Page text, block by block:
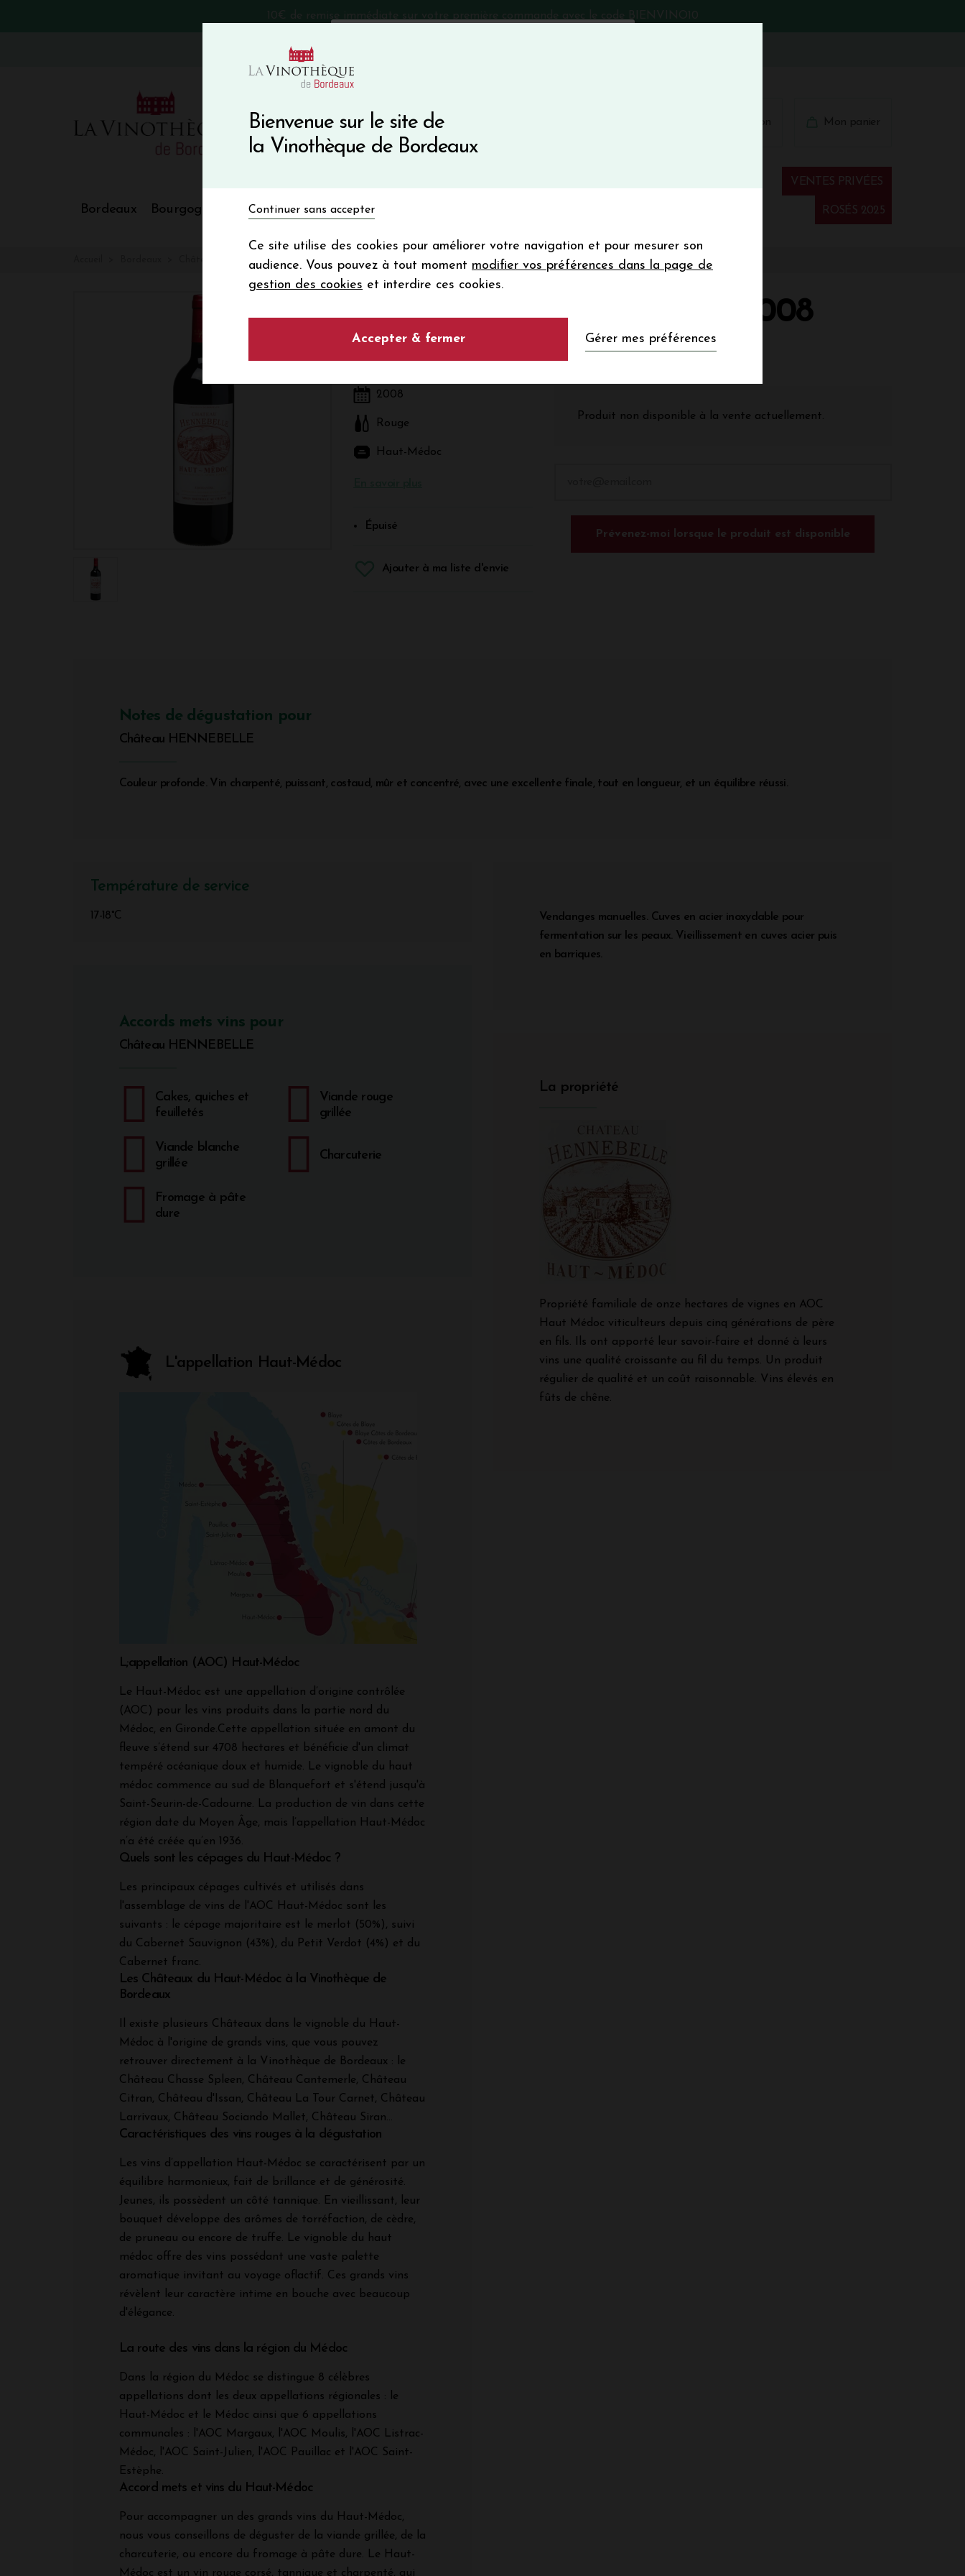
Bienvenue sur le site de
la Vinothèque de Bordeaux
Continuer sans accepter
Ce site utilise des cookies pour améliorer votre navigation et pour mesurer son
audience. Vous pouvez à tout moment modifier vos préférences dans la page de
gestion des cookies et interdire ces cookies.
Accepter & fermer Gérer mes préférences
VinoBlog
Bordeaux Bourgogne Nos Régions Vins du monde ROSÉS 2025
VENTES PRIVÉES
Château HENNEBELLE
Château HENNEBELLE 2008
Rouge - Bordeaux - Haut-Médoc
2008
Rouge
Haut-Médoc
Épuisé
Ajouter à ma liste d'envie
Produit non disponible à la vente actuellement.
Prévenez-moi lorsque le produit est disponible
Notes de dégustation pour
Château HENNEBELLE
Couleur profonde. Vin charpenté, puissant, costaud, mûr et concentré, avec une excellente finale, tout en longueur, et un équilibre réussi.
Température de service
17-18°C
Accords mets vins pour
Château HENNEBELLE
Cakes, quiches et
feuilletés
Viande rouge
grillée
Viande blanche
grillée
Charcuterie
Fromage à pâte
dure
L'appellation Haut-Médoc
L;appellation (AOC) Haut-Médoc
Le Haut-Médoc est une appellation d’origine contrôlée
(AOC) pour les vins produits dans la partie nord du
Médoc, en Gironde.Cette appellation située en amont du
fleuve s’étend sur 4708 hectares et bénéficie d'un climat
tempéré océanique doux et humide. Le vignoble du haut
médoc commence au sud de Blanquefort et s'étend jusqu'à
Saint-Seurin-de-Cadourne. La production de vin dans cette
région date du Moyen Âge, mais l’appellation Haut-Médoc
n’a été créée qu’en 1936.
Quels sont les cépages du Haut-Médoc ?
Les principaux cépages cultivés et utilisés dans
l'assemblage de vins de l'AOC Haut-Médoc sont les
suivants : le cépage majoritaire est le merlot (50%), suivi
du Cabernet Sauvignon (43%), du Petit Verdot (4%) et du
Cabernet franc.
Les Châteaux du Haut-Médoc à la Vinothèque de
Bordeaux
Il existe plusieurs Châteaux dans le vignoble du Haut-
Médoc à l'origine de grands vins, que vous pouvez
retrouver directement à la Vinothèque de Bordeaux : le
Château Chasse Spleen, Château Cantemerle, Château
Citran, Château d'Issan, Château La Tour Carnet, Château
Larrivaux, Château Sociando Mallet, Château Siran...
Caractéristiques des vins rouges à la dégustation
Les vins d’appellation Haut-Médoc se caractérisent par un
équilibre harmonieux, fait de brillance et de générosité.
Jeunes, ils possèdent un côté tannique. En vieillissant, leur
bouquet développe des arômes de torréfaction, de cèdre,
de pruneau ou encore de truffe. Le vignoble du haut
médoc offre des vins possédant une vaste palette
aromatique invitant au voyage oflactif. Ces grands vins
révèlent leur caractère intime en bouche avec beaucoup
d'élégance.
La route des vins dans la région du Médoc
Dans la région du Médoc se distingue 8 célèbres
appellations dont les deux appellations régionales : le
Haut-Médoc et le Médoc ainsi que 6 appellations
communales : l'AOC Margaux, l'AOC Moulis, l'AOC Listrac-
Médoc, l'AOC Saint-Julien, l'AOC Pauillac et l'AOC Saint-
Estèphe.
Accord mets et vins du Haut-Médoc
Pour accompagner un des grands vins du Haut-Médoc,
nous vous conseillons de déguster de la viande grillée, de la
charcuterie, ou encore du fromage à pâte dure. Le Haut-
Médoc est un vin rouge corsé, tannique et charpenté, qui
Vendanges manuelles. Cuves en acier inoxydable pour
fermentation sur les peaux. Vieillissement en cuves acier puis
en barriques.
La propriété
Propriété familiale de onze hectares de vignes en AOC
Haut Médoc viticulteurs depuis cinq générations de père
en fils. Ils ont apporté leur savoir-faire et donné à leurs
vins une qualité croissante au fil du temps. Un produit
régulier de qualité et un coût raisonnable. Vins élevés en
fûts de chêne.
En m’abonnant, j’accepte de recevoir la newsletter de la
Vinothèque de Bordeaux.